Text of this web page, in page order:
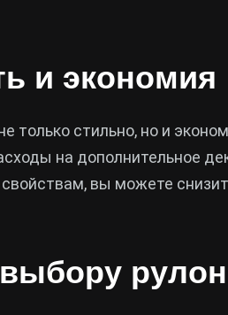
и экономия
только стильно, но и
на дополнительное
вы можете